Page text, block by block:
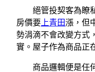
絕管投契客為瞭
房價要 上青田漲，但
勢涓滴不會改變方式，
實。屋子作為商品正
商品邏輯便是任何